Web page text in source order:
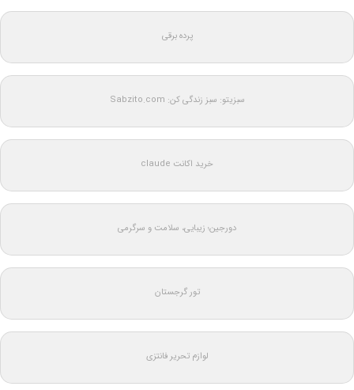
پرده برقی
سبزیتو: سبز زندگی کن: Sabzito.com
خرید اکانت claude
دورجین؛ زیبایی، سلامت و سرگرمی
تور گرجستان
لوازم تحریر فانتزی